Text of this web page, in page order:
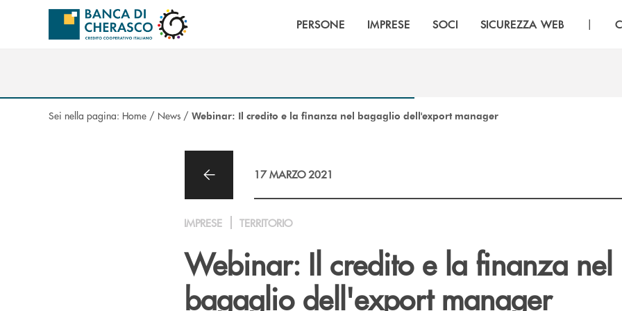
Salta al contenuto principale
PERSONE IMPRESE SOCI SICUREZZA WEB |
Sei nella pagina: Home / News / Webinar: Il credito e la finanza nel bagaglio dell'export manager
17 MARZO 2021
IMPRESE TERRITORIO
Webinar: Il credito e la finanza nel
bagaglio dell'export manager